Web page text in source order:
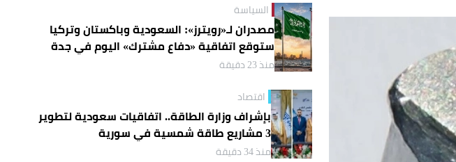
السياسة
مصدران لـ«رويترز»: السعودية وباكستان وتركيا
ستوقع اتفاقية «دفاع مشترك» اليوم في جدة
منذ 23 دقيقة
اقتصاد
بإشراف وزارة الطاقة.. اتفاقيات سعودية لتطوير
3 مشاريع طاقة شمسية في سورية
منذ 34 دقيقة